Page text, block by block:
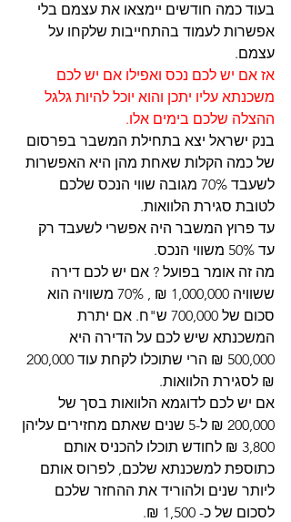
בעוד כמה חודשים יימצאו את עצמם בלי
אפשרות לעמוד בהתחייבות שלקחו על
עצמם.
אז אם יש לכם נכס ואפילו אם יש לכם
משכנתא עליו יתכן והוא יוכל להיות גלגל
ההצלה שלכם בימים אלו.
בנק ישראל יצא בתחילת המשבר בפרסום
של כמה הקלות שאחת מהן היא האפשרות
לשעבד 70% מגובה שווי הנכס שלכם
לטובת סגירת הלוואות.
עד פרוץ המשבר היה אפשרי לשעבד רק
עד 50% משווי הנכס.
מה זה אומר בפועל ? אם יש לכם דירה
ששוויה 1,000,000 ₪ , 70% משוויה הוא
סכום של 700,000 ש"ח. אם יתרת
המשכנתא שיש לכם על הדירה היא
₪ לסגירת הלוואות.
אם יש לכם לדוגמא הלוואות בסך של
200,000 ₪ ל-5 שנים שאתם מחזירים עליהן
3,800 ₪ לחודש תוכלו להכניס אותם
כתוספת למשכנתא שלכם, לפרוס אותם
ליותר שנים ולהוריד את ההחזר שלכם
לסכום של כ- 1,500 ₪.